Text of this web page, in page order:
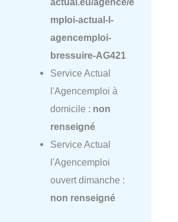
mploi-actual-l-
agencemploi-
bressuire-AG421
Service Actual
l'Agencemploi à
domicile : non
renseigné
Service Actual
l'Agencemploi
ouvert dimanche :
non renseigné